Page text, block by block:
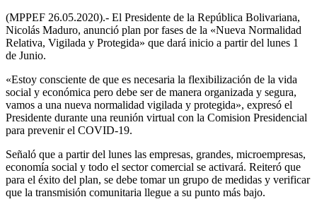
(MPPEF 26.05.2020).- El Presidente de la República Bolivariana,
Nicolás Maduro, anunció plan por fases de la «Nueva Normalidad
Relativa, Vigilada y Protegida» que dará inicio a partir del lunes 1
de Junio.
«Estoy consciente de que es necesaria la flexibilización de la vida
social y económica pero debe ser de manera organizada y segura,
vamos a una nueva normalidad vigilada y protegida», expresó el
Presidente durante una reunión virtual con la Comision Presidencial
para prevenir el COVID-19.
Señaló que a partir del lunes las empresas, grandes, microempresas,
economía social y todo el sector comercial se activará. Reiteró que
para el éxito del plan, se debe tomar un grupo de medidas y verificar
que la transmisión comunitaria llegue a su punto más bajo.